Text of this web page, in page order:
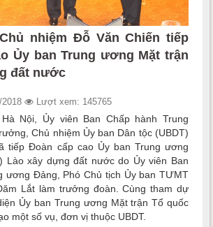
nhiệm Đỗ Văn Chiến tiếp
Ủy ban Trung ương Mặt trận
đất nước
Lượt xem: 145765
Nội, Ủy viên Ban Chấp hành Trung
Chủ nhiệm Ủy ban Dân tộc (UBDT)
tiếp Đoàn cấp cao Ủy ban Trung ương
Lào xây dựng đất nước do Ủy viên Ban
ương Đảng, Phó Chủ tịch Ủy ban TƯMT
Lắt làm trưởng đoàn. Cùng tham dự
Ủy ban Trung ương Mặt trận Tổ quốc
một số vụ, đơn vị thuộc UBDT.